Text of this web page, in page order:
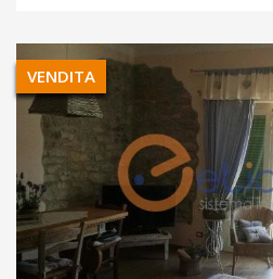
VENDITA